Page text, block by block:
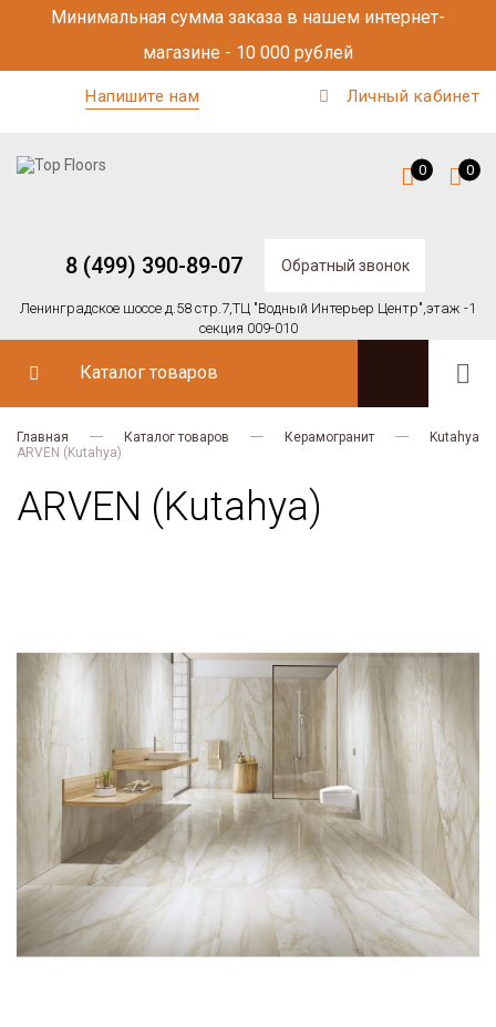
Минимальная сумма заказа в нашем интернет-
магазине - 10 000 рублей
Напишите нам Личный кабинет
8 (499) 390-89-07 Обратный звонок
Ленинградское шоссе д.58 стр.7,ТЦ "Водный Интерьер Центр",этаж -1
секция 009-010
0 0
Каталог товаров
Главная Каталог товаров Керамогранит
Kutahya
ARVEN (Kutahya)
ARVEN (Kutahya)